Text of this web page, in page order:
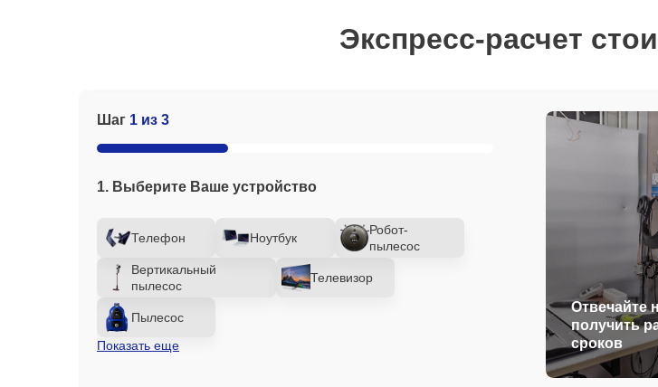
Экспресс-расчет
Шаг 1 из 3
1. Выберите Ваше устройство
Телефон Ноутбук
Робот-
пылесос
Вертикальный
пылесос
Телевизор
Пылесос
Показать еще
Отвечайте
получить
сроков